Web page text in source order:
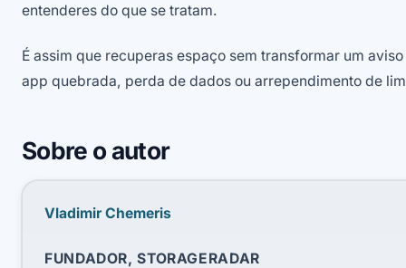
entenderes do que se tratam.
É assim que recuperas espaço sem transformar um
app quebrada, perda de dados ou arrependimento de
Sobre o autor
Vladimir Chemeris
FUNDADOR, STORAGERADAR